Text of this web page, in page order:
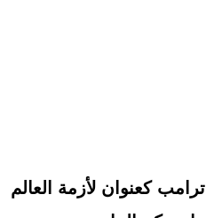
ترامب كعنوان لأزمة العالم